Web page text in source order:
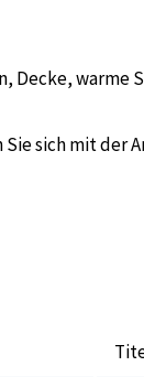
Decke, warme
sich mit der